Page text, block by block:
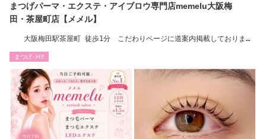
まつげパーマ・エクステ・アイブロウ専門店memelu大阪梅
田・茶屋町店【メメル】
大阪梅田駅茶屋町 徒歩1分 こだわりページに道案内掲載しております
まつげ･ﾒｲｸ